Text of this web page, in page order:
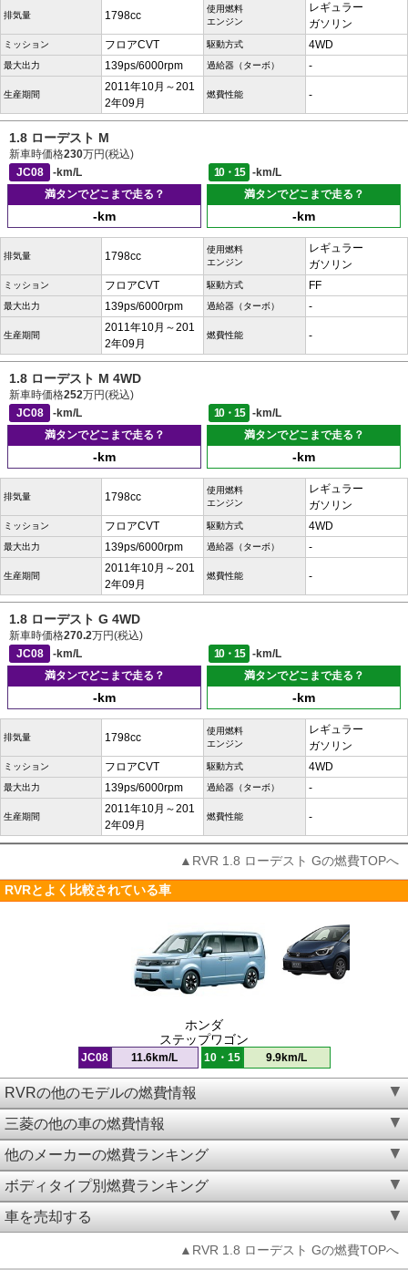
排気量 1798cc
使用燃料
エンジン
レギュラー
ガソリン
ミッション フロアCVT 駆動方式 4WD
最大出力 139ps/6000rpm 過給器（ターボ） -
生産期間
2011年10月～201
2年09月
燃費性能 -
1.8 ローデスト M
新車時価格230万円(税込)
JC08
-km/L 10・15
-km/L
満タンでどこまで走る？
-km
満タンでどこまで走る？
-km
排気量 1798cc
使用燃料
エンジン
レギュラー
ガソリン
ミッション フロアCVT 駆動方式 FF
最大出力 139ps/6000rpm 過給器（ターボ） -
生産期間
2011年10月～201
2年09月
燃費性能 -
1.8 ローデスト M 4WD
新車時価格252万円(税込)
JC08
-km/L 10・15
-km/L
満タンでどこまで走る？
-km
満タンでどこまで走る？
-km
排気量 1798cc
使用燃料
エンジン
レギュラー
ガソリン
ミッション フロアCVT 駆動方式 4WD
最大出力 139ps/6000rpm 過給器（ターボ） -
生産期間
2011年10月～201
2年09月
燃費性能 -
1.8 ローデスト G 4WD
新車時価格270.2万円(税込)
JC08
-km/L 10・15
-km/L
満タンでどこまで走る？
-km
満タンでどこまで走る？
-km
排気量 1798cc
使用燃料
エンジン
レギュラー
ガソリン
ミッション フロアCVT 駆動方式 4WD
最大出力 139ps/6000rpm 過給器（ターボ） -
生産期間
2011年10月～201
2年09月
燃費性能 -
▲RVR 1.8 ローデスト Gの燃費TOPへ
RVRとよく比較されている車
ホンダ
ステップワゴン
JC08 11.6km/L 10・15 9.9km/L
RVRの他のモデルの燃費情報
三菱の他の車の燃費情報
他のメーカーの燃費ランキング
ボディタイプ別燃費ランキング
車を売却する
▲RVR 1.8 ローデスト Gの燃費TOPへ